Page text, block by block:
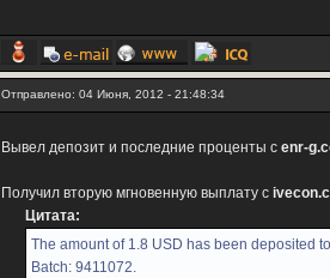
Отправлено: 04 Июня, 2012 - 21:48:34
Вывел депозит и последние проценты с enr-
Получил вторую мгновенную выплату с
Цитата:
The amount of 1.8 USD has been deposited
Batch: 9411072.